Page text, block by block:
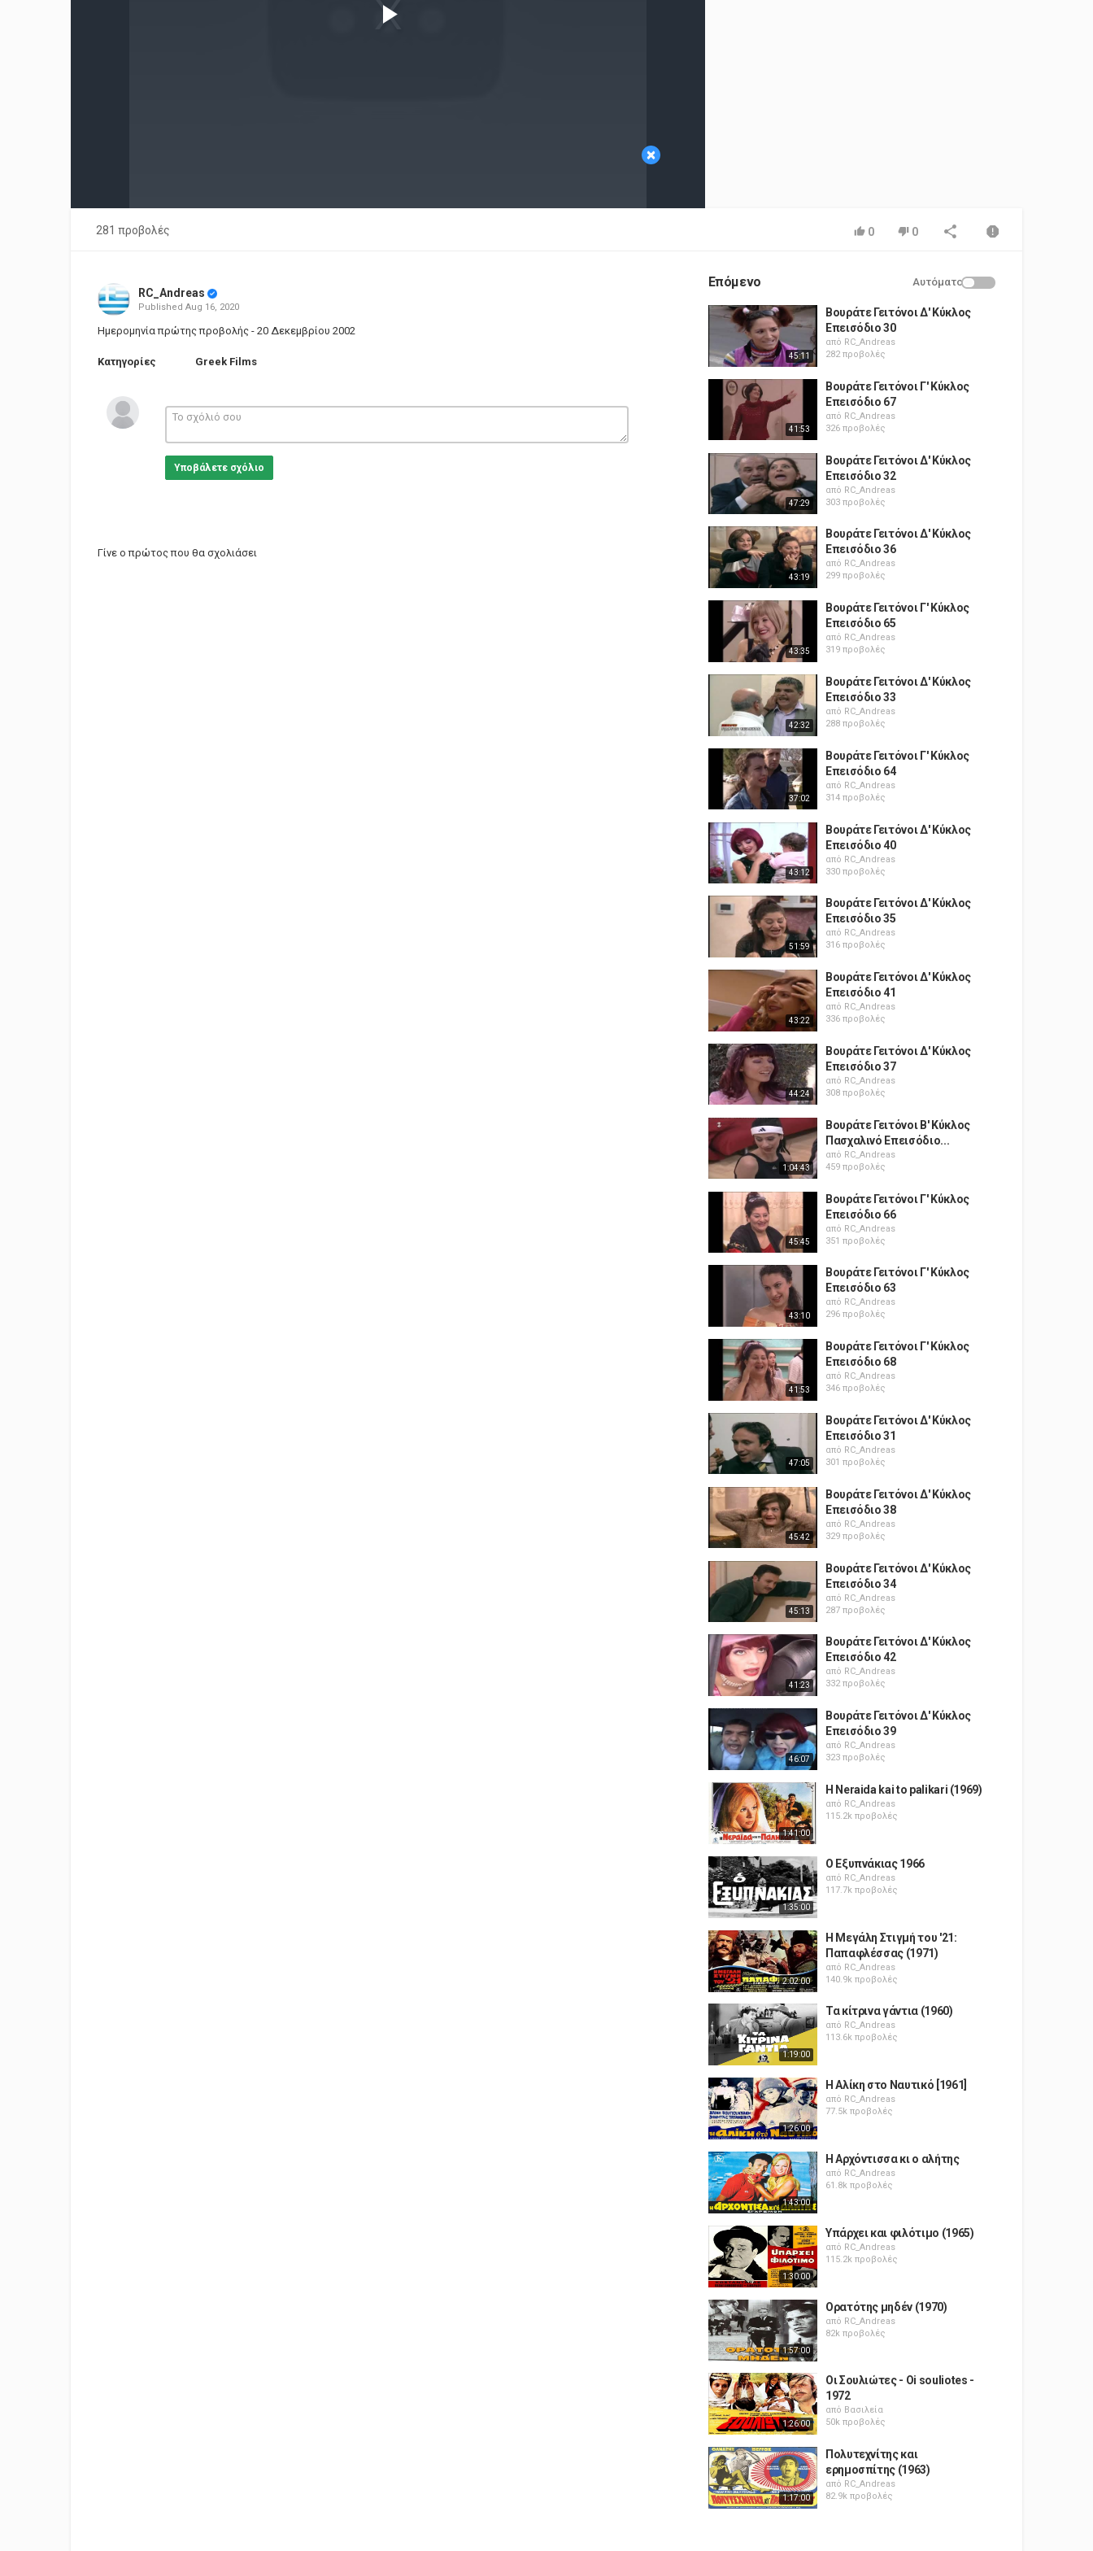
×
281 προβολές 0 0
RC_Andreas
Published Aug 16, 2020
Ημερομηνία πρώτης προβολής - 20 Δεκεμβρίου 2002
Κατηγορίες Greek Films
Υποβάλετε σχόλιο
Γίνε ο πρώτος που θα σχολιάσει
Επόμενο Αυτόματο
45:11
Βουράτε Γειτόνοι Δ' Κύκλος
Επεισόδιο 30
από RC_Andreas
282 προβολές
41:53
Βουράτε Γειτόνοι Γ' Κύκλος
Επεισόδιο 67
από RC_Andreas
326 προβολές
47:29
Βουράτε Γειτόνοι Δ' Κύκλος
Επεισόδιο 32
από RC_Andreas
303 προβολές
43:19
Βουράτε Γειτόνοι Δ' Κύκλος
Επεισόδιο 36
από RC_Andreas
299 προβολές
43:35
Βουράτε Γειτόνοι Γ' Κύκλος
Επεισόδιο 65
από RC_Andreas
319 προβολές
42:32
Βουράτε Γειτόνοι Δ' Κύκλος
Επεισόδιο 33
από RC_Andreas
288 προβολές
37:02
Βουράτε Γειτόνοι Γ' Κύκλος
Επεισόδιο 64
από RC_Andreas
314 προβολές
43:12
Βουράτε Γειτόνοι Δ' Κύκλος
Επεισόδιο 40
από RC_Andreas
330 προβολές
51:59
Βουράτε Γειτόνοι Δ' Κύκλος
Επεισόδιο 35
από RC_Andreas
316 προβολές
43:22
Βουράτε Γειτόνοι Δ' Κύκλος
Επεισόδιο 41
από RC_Andreas
336 προβολές
44:24
Βουράτε Γειτόνοι Δ' Κύκλος
Επεισόδιο 37
από RC_Andreas
308 προβολές
1:04:43
Βουράτε Γειτόνοι Β' Κύκλος
Πασχαλινό Επεισόδιο...
από RC_Andreas
459 προβολές
45:45
Βουράτε Γειτόνοι Γ' Κύκλος
Επεισόδιο 66
από RC_Andreas
351 προβολές
43:10
Βουράτε Γειτόνοι Γ' Κύκλος
Επεισόδιο 63
από RC_Andreas
296 προβολές
41:53
Βουράτε Γειτόνοι Γ' Κύκλος
Επεισόδιο 68
από RC_Andreas
346 προβολές
47:05
Βουράτε Γειτόνοι Δ' Κύκλος
Επεισόδιο 31
από RC_Andreas
301 προβολές
45:42
Βουράτε Γειτόνοι Δ' Κύκλος
Επεισόδιο 38
από RC_Andreas
329 προβολές
45:13
Βουράτε Γειτόνοι Δ' Κύκλος
Επεισόδιο 34
από RC_Andreas
287 προβολές
41:23
Βουράτε Γειτόνοι Δ' Κύκλος
Επεισόδιο 42
από RC_Andreas
332 προβολές
46:07
Βουράτε Γειτόνοι Δ' Κύκλος
Επεισόδιο 39
από RC_Andreas
323 προβολές
1:41:00
H Neraida kai to palikari (1969)
από RC_Andreas
115.2k προβολές
1:35:00
Ο Εξυπνάκιας 1966
από RC_Andreas
117.7k προβολές
2:02:00
Η Μεγάλη Στιγμή του '21:
Παπαφλέσσας (1971)
από RC_Andreas
140.9k προβολές
1:19:00
Τα κίτρινα γάντια (1960)
από RC_Andreas
113.6k προβολές
1:26:00
Η Αλίκη στο Ναυτικό [1961]
από RC_Andreas
77.5k προβολές
1:43:00
Η Αρχόντισσα κι ο αλήτης
από RC_Andreas
61.8k προβολές
1:30:00
Υπάρχει και φιλότιμο (1965)
από RC_Andreas
115.2k προβολές
1:57:00
Ορατότης μηδέν (1970)
από RC_Andreas
82k προβολές
1:26:00
Οι Σουλιώτες - Oi souliotes -
1972
από Βασιλεία
50k προβολές
1:17:00
Πολυτεχνίτης και
ερημοσπίτης (1963)
από RC_Andreas
82.9k προβολές